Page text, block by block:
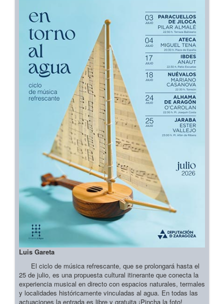
Luis Gareta
El ciclo de música refrescante, que se prolongará hasta el
25 de julio, es una propuesta cultural itinerante que conecta la
experiencia musical en directo con espacios naturales, termales
y localidades históricamente vinculadas al agua. En todas las
actuaciones la entrada es libre y gratuita ¡Pincha la foto!